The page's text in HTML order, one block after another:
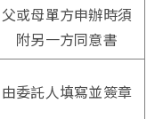
父或母單方申辦時須
附另一方同意書
由委託人填寫並簽章